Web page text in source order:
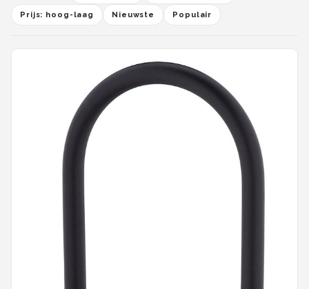
Prijs: hoog-laag Nieuwste Populair